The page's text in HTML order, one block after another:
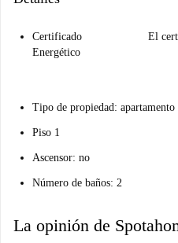
Certificado
Energético
El
Tipo de propiedad: apartamento
Piso 1
Ascensor: no
Número de baños: 2
La opinión de